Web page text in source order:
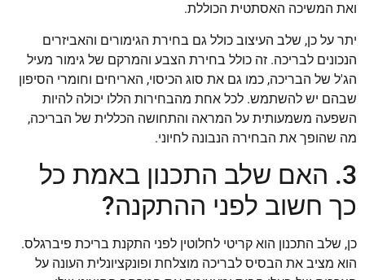
ואת המשיכה האסתטית הכוללת.
יתר על כן, שלב העיצוב כולל גם בחירת הגימורים והאביזרים
הנכונים לבריכה. זה כולל בחירת הצבע והמרקם של גימור מעיל
הג'ל של הבריכה, כמו גם את סוג הכיסוי, האריחים וחומרי הסיפון
שבהם יש להשתמש. לכל אחת מהבחירות הללו יכולה להיות
השפעה משמעותית על המראה והתחושה הכללית של הבריכה,
מה שהופך את הבחירה הנבונה לחיוני.
3. האם שלב התכנון באמת כל
כך חשוב לפני ההתקנה?
כן, שלב התכנון הוא קריטי לחלוטין לפני התקנת בריכת פיברגלס.
הוא מציב את הבסיס לבריכה מוצלחת ופונקציונלית העונה על